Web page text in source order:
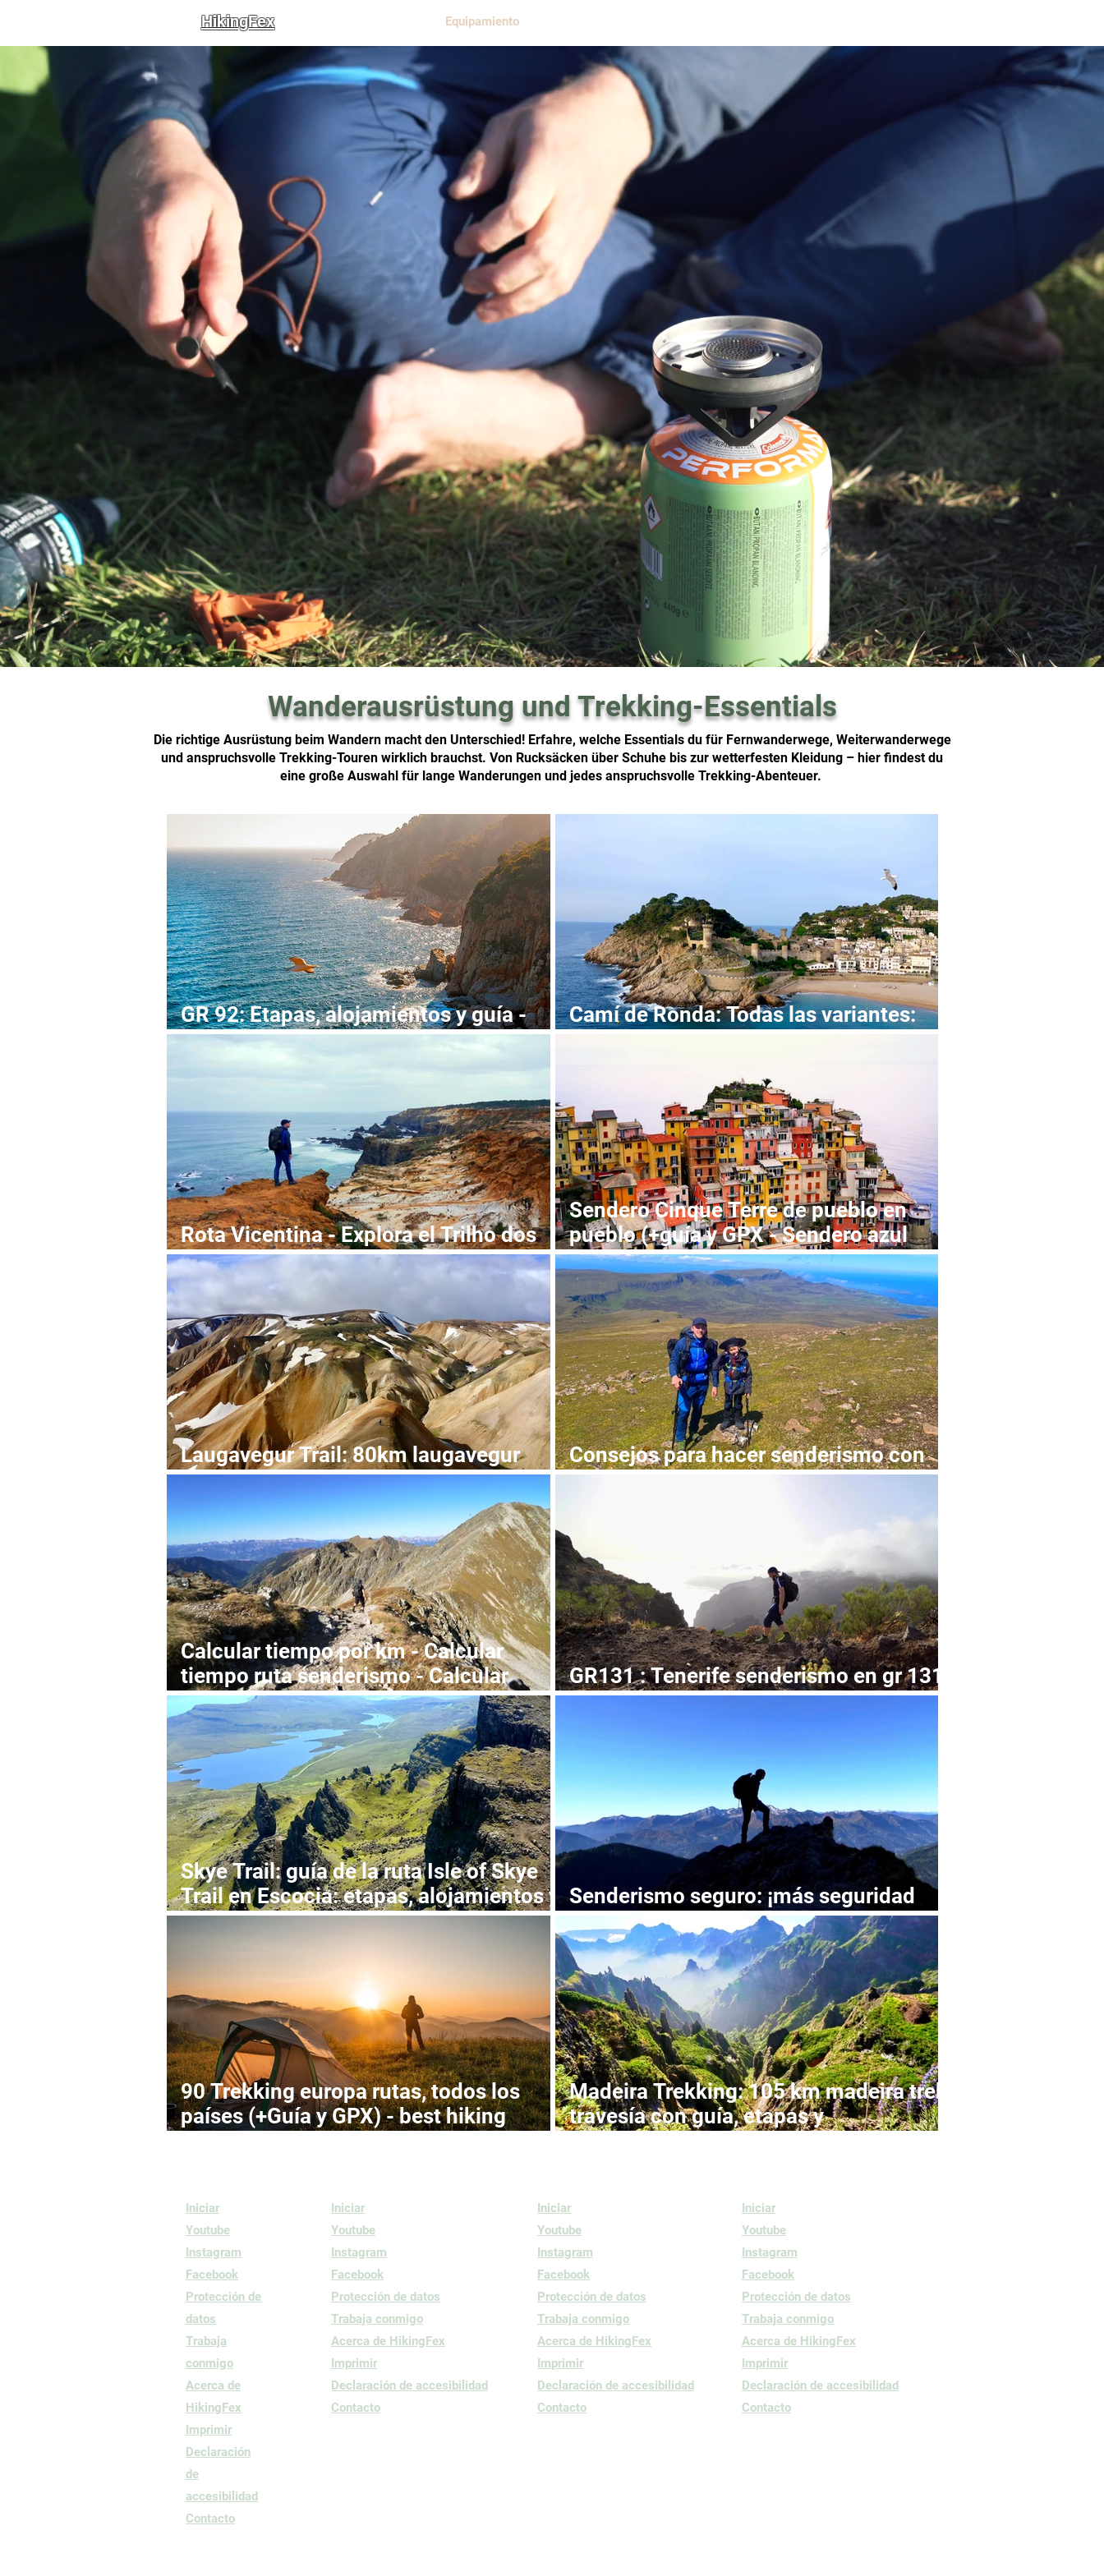
HikingFex Equipamiento
Wanderausrüstung und Trekking-Essentials
Die richtige Ausrüstung beim Wandern macht den Unterschied! Erfahre, welche Essentials du für Fernwanderwege, Weiterwanderwege
und anspruchsvolle Trekking-Touren wirklich brauchst. Von Rucksäcken über Schuhe bis zur wetterfesten Kleidung – hier findest du
eine große Auswahl für lange Wanderungen und jedes anspruchsvolle Trekking-Abenteuer.
GR 92: Etapas, alojamientos y guía -
Senderismo por la Costa Brava
Camí de Ronda: Todas las variantes:
Rota Vicentina - Explora el Trilho dos
Pescadores (+Guide y GPX)
Sendero Cinque Terre de pueblo en
pueblo (+guía y GPX - Sendero azul
Cinque Terre)
Laugavegur Trail: 80km laugavegur
trekking Islandia (+Guía y GPX)
Consejos para hacer senderismo con
niños: así es como funciona
Calcular tiempo por km - Calcular
tiempo ruta senderismo - Calcular
tiempo kilometro
GR131 : Tenerife senderismo en gr 131
(+Guide et GPX)
Skye Trail: guía de la ruta Isle of Skye
Trail en Escocia: etapas, alojamientos y
recorrido
Senderismo seguro: ¡más seguridad
con estos consejos!
90 Trekking europa rutas, todos los
países (+Guía y GPX) - best hiking
Madeira Trekking: 105 km madeira trek
travesía con guía, etapas y
Iniciar
Youtube
Instagram
Facebook
Protección de
datos
Trabaja
conmigo
Acerca de
HikingFex
Imprimir
Declaración
de
accesibilidad
Contacto
Iniciar
Youtube
Instagram
Facebook
Protección de datos
Trabaja conmigo
Acerca de HikingFex
Imprimir
Declaración de accesibilidad
Contacto
Iniciar
Youtube
Instagram
Facebook
Protección de datos
Trabaja conmigo
Acerca de HikingFex
Imprimir
Declaración de accesibilidad
Contacto
Iniciar
Youtube
Instagram
Facebook
Protección de datos
Trabaja conmigo
Acerca de HikingFex
Imprimir
Declaración de accesibilidad
Contacto